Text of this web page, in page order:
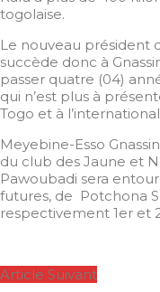
togolaise.
Le nouveau président
succède donc à
passer quatre (04)
qui n’est plus à
Togo et à
Meyebine-Esso
du club des Jaune et
Pawoubadi sera
futures, de Potchona
respectivement 1er et
Article Suivant